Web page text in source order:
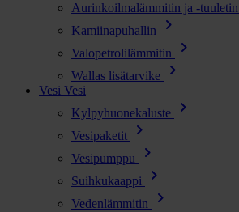
Aurinkoilmalämmitin ja -tuuletin
Kamiinapuhallin chevron_right
Valopetrolilämmitin chevron_right
Wallas lisätarvike chevron_right
Vesi Vesi
Kylpyhuonekaluste
chevron_right
Vesipaketit chevron_right
Vesipumppu chevron_right
Suihkukaappi chevron_right
Vedenlämmitin chevron_right